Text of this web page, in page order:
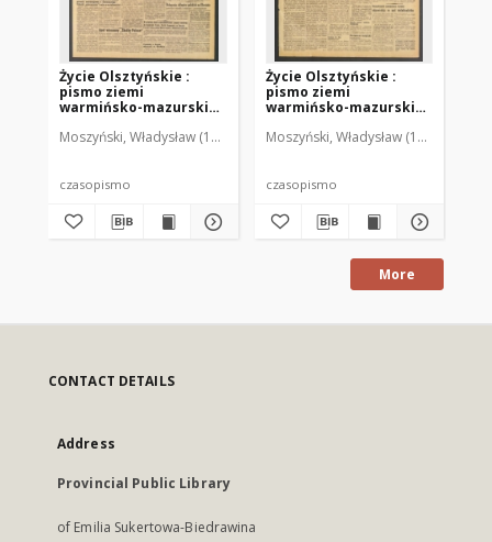
Życie Olsztyńskie :
pismo ziemi
warmińsko-mazurskiej,
Moszyński, Władysław (1922-2001). Red. Mroczkowski, Włodzimierz
czasopismo
Życie Olsztyńskie :
pismo ziemi
warmińsko-mazurskiej,
Moszyński, Władysław (1922-2001).
czasopismo
More
CONTACT DETAILS
Address
Provincial Public Library
of Emilia Sukertowa-Biedrawina